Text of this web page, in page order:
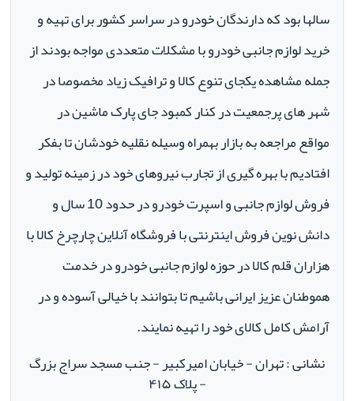
سالها بود که دارندگان خودرو در سراسر کشور برای تهیه و
خرید لوازم جانبی خودرو با مشکلات متعددی مواجه بودند از
جمله مشاهده یکجای تنوع کالا و ترافیک زیاد مخصوصا در
شهر های پرجمعیت در کنار کمبود جای پارک ماشین در
مواقع مراجعه به بازار بهمراه وسیله نقلیه خودشان تا بفکر
افتادیم با بهره گیری از تجارب نیروهای خود در زمینه تولید و
فروش لوازم جانبی و اسپرت خودرو در حدود 10 سال و
دانش نوین فروش اینترنتی با فروشگاه آنلاین چارچرخ کالا با
هزاران قلم کالا در حوزه لوازم جانبی خودرو در خدمت
هموطنان عزیز ایرانی باشیم تا بتوانند با خیالی آسوده و در
آرامش کامل کالای خود را تهیه نمایند.
نشانی : تهران - خیابان امیرکبیر - جنب مسجد سراج بزرگ
- پلاک ۴۱۵